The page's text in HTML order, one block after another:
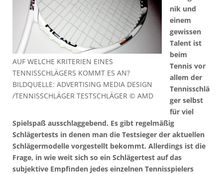
AUF WELCHE KRITERIEN EINES
TENNISSCHLÄGERS KOMMT ES AN?
BILDQUELLE: ADVERTISING MEDIA DESIGN
/TENNISSCHLÄGER TESTSCHLÄGER © AMD
nik und
einem
gewissen
Talent ist
beim
Tennis vor
allem der
Tennisschlä
ger selbst
für viel
Spielspaß ausschlaggebend. Es gibt regelmäßig
Schlägertests in denen man die Testsieger der aktuellen
Schlägermodelle vorgestellt bekommt. Allerdings ist die
Frage, in wie weit sich so ein Schlägertest auf das
subjektive Empfinden jedes einzelnen Tennisspielers